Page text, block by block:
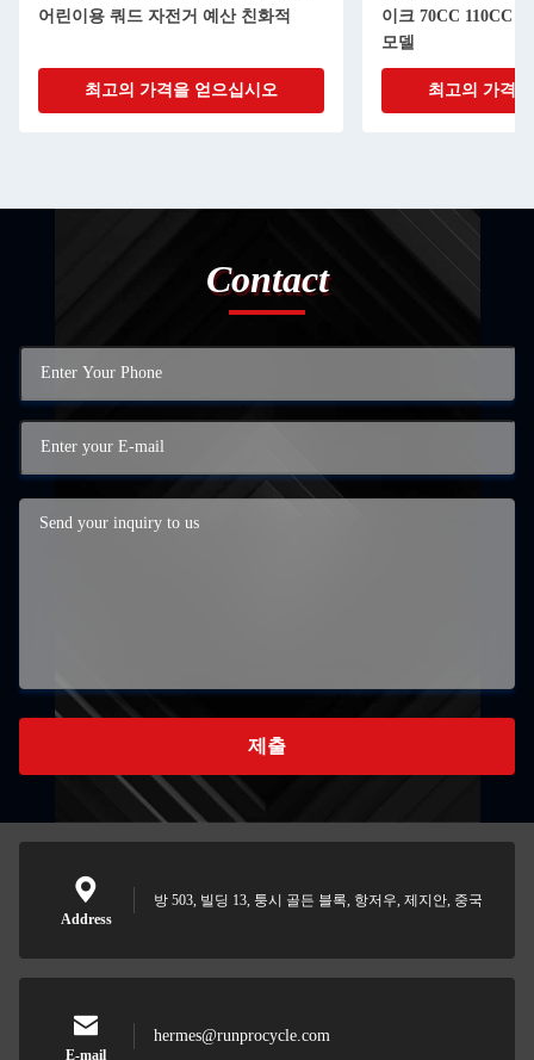
어린이용 쿼드 자전거 예산 친화적
최고의 가격을 얻으십시오
이크 70CC 110CC
모델
최고의 가격
Contact
제출
Address
방 503, 빌딩 13, 퉁시 골든 블록, 항저우, 제지안, 중국
E-mail
hermes@runprocycle.com